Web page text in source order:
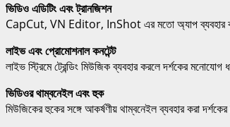
ভিডিও এডিটিং এবং ট্রানজিশন
CapCut, VN Editor, InShot এর মতো অ্যাপ ব্যবহার করে
লাইভ এবং প্রোমোশনাল কনটেন্ট
লাইভ স্ট্রিমে ট্রেন্ডিং মিউজিক ব্যবহার করলে দর্শকের
ভিডিওর থাম্বনেইল এবং হুক
মিউজিকের হুকের সঙ্গে আকর্ষণীয় থাম্বনেইল ব্যবহার করা